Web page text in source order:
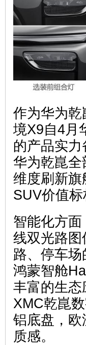
作为华为
境X9自4月
的产品实
华为乾崑
维度刷新
SUV价值标
智能化方
线双光路
路、停车
鸿蒙智舱
丰富的生
XMC乾崑
铝底盘，
质感。